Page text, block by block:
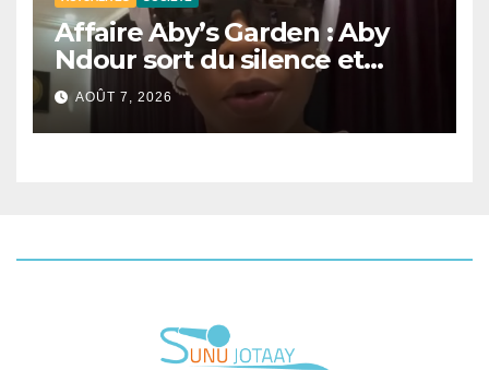
Affaire Aby’s Garden : Aby
Ndour sort du silence et
apporte des précisions sur la
procédure judiciaire
AOÛT 7, 2026